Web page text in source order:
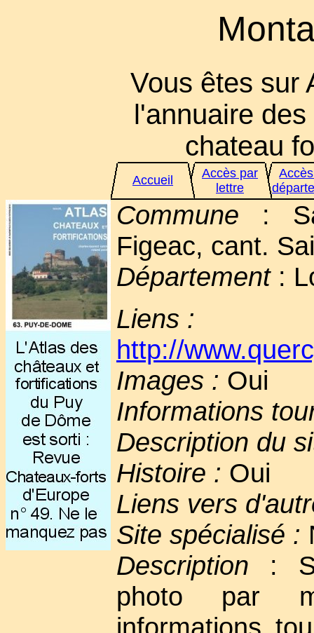
Vous êtes sur
l'annuaire
chateau
Accueil
Accès par
lettre
Commune :
Figeac, cant.
Département:
Liens :
http://
Images : Oui
Informations
Description du
Histoire : Oui
Liens vers
Site spécialisé :
Description :
photo par